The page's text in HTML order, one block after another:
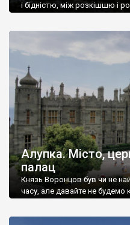
і бідністю, між розкішшю і
Алупка. Місто,
палац
Князь Воронцов був чи не
часу, але давайте не